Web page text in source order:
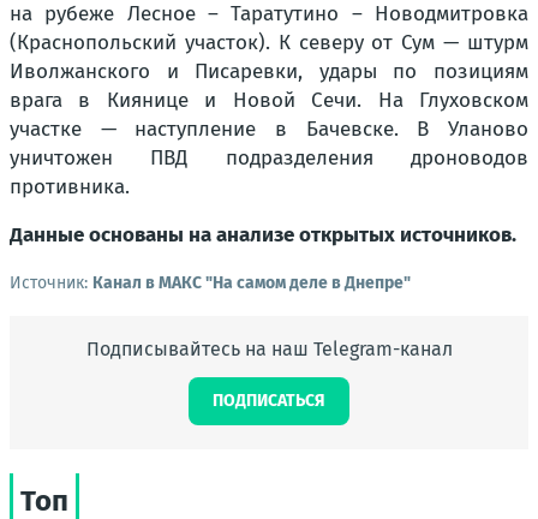
на рубеже Лесное – Таратутино – Новодмитровка
(Краснопольский участок). К северу от Сум — штурм
Иволжанского и Писаревки, удары по позициям
врага в Киянице и Новой Сечи. На Глуховском
участке — наступление в Бачевске. В Уланово
уничтожен ПВД подразделения дроноводов
противника.
Данные основаны на анализе открытых источников.
Источник: Канал в МАКС "На самом деле в Днепре"
Подписывайтесь на наш Telegram-канал
ПОДПИСАТЬСЯ
Топ